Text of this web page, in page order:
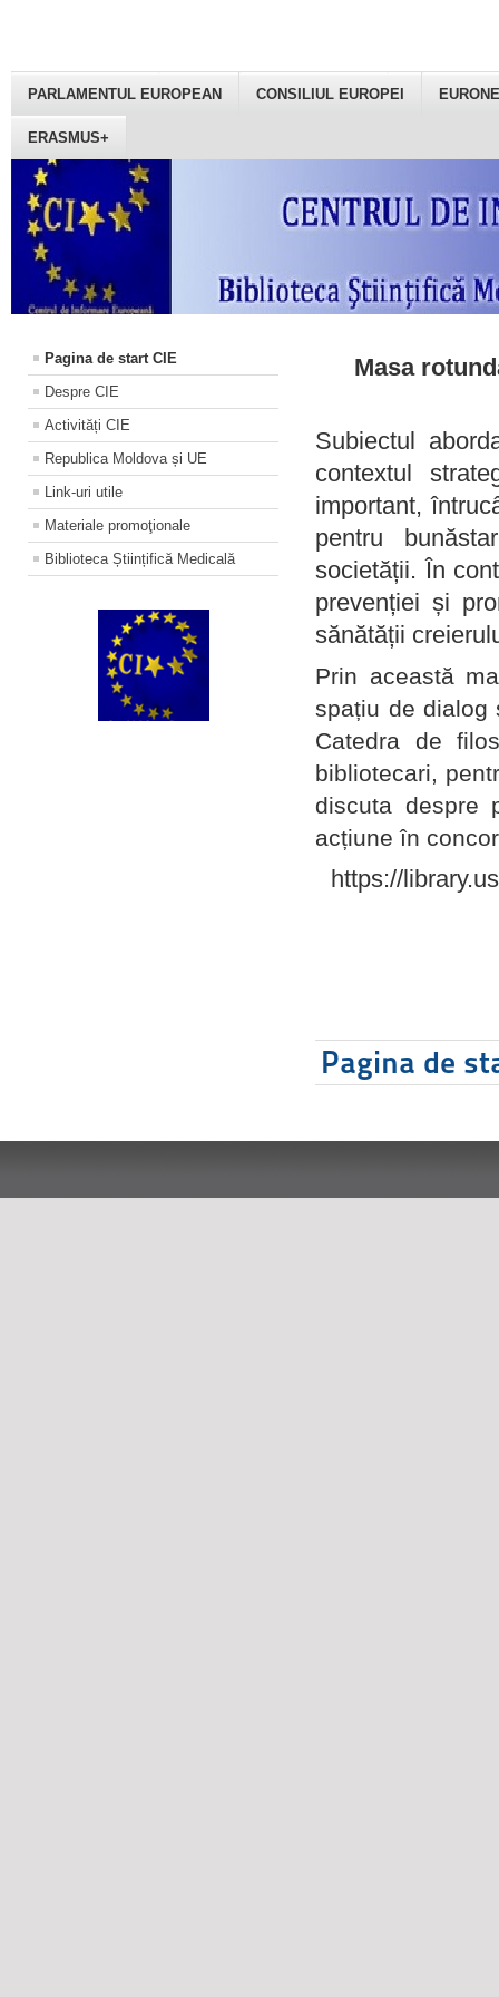
PARLAMENTUL EUROPEAN CONSILIUL EUROPEI
ERASMUS+
Pagina de start CIE
Despre CIE
Activități CIE
Republica Moldova și UE
Link-uri utile
Materiale promoţionale
Biblioteca Științifică Medicală
Masa
Subiectul
contextul
important,
pentru
societății. În
prevenției și
sănătății
Prin această
spațiu de dialog
Catedra de
bibliotecari,
discuta despre
acțiune în
https://
Pagina de